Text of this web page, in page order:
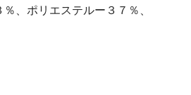
、ポリエステルー３７％、